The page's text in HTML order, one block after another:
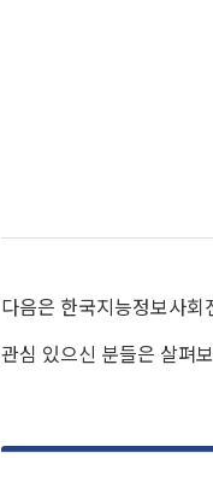
다음은 한국지능정보사
관심 있으신 분들은 살펴